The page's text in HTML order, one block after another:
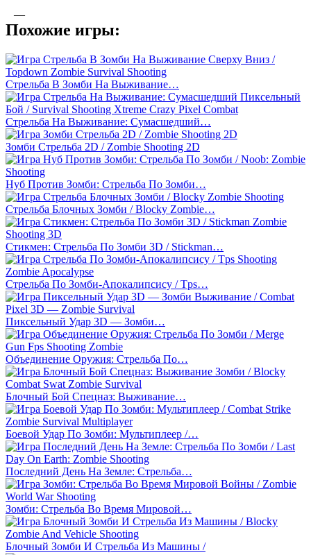
—
Похожие игры:
Стрельба В Зомби На Выживание…
Стрельба На Выживание: Сумасшедший…
Зомби Стрельба 2D / Zombie Shooting 2D
Нуб Против Зомби: Стрельба По Зомби…
Стрельба Блочных Зомби / Blocky Zombie…
Стикмен: Стрельба По Зомби 3D / Stickman…
Стрельба По Зомби-Апокалипсису / Tps…
Пиксельный Удар 3D — Зомби…
Объединение Оружия: Стрельба По…
Блочный Бой Спецназ: Выживание…
Боевой Удар По Зомби: Мультиплеер /…
Последний День На Земле: Стрельба…
Зомби: Стрельба Во Время Мировой…
Блочный Зомби И Стрельба Из Машины /